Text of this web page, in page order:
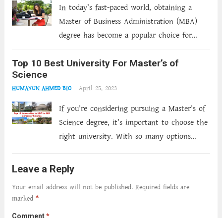
In today’s fast-paced world, obtaining a
Master of Business Administration (MBA)
degree has become a popular choice for
However, with busy schedules and limited
traditional methods can be...
Top 10 Best University For Master’s of
Science
HUMAYUN AHMED BIO April 25, 2023
If you’re considering pursuing a Master’s of
Science degree, it’s important to choose the
right university. With so many options
to start. That’s why we’ve compiled a list of
the top 10...
Leave a Reply
Your email address will not be published. Required fields are
marked *
Comment*